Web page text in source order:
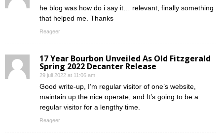
he blog was how do i say it… relevant, finally something
that helped me. Thanks
Reageer
17 Year Bourbon Unveiled As Old Fitzgerald
Spring 2022 Decanter Release
29 juli 2022 at 11:06 am
Good write-up, I’m regular visitor of one’s website,
maintain up the nice operate, and It’s going to be a
regular visitor for a lengthy time.
Reageer